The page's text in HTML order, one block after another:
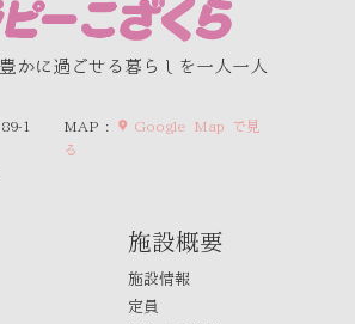
かに過ごせる暮らしを一人一人
1 MAP :
Google Map で見
る
施設概要
施設情報
定員